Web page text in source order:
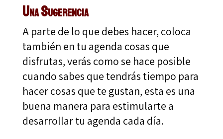
Una Sugerencia
A parte de lo que debes hacer, coloca
también en tu agenda cosas que
disfrutas, verás como se hace posible
cuando sabes que tendrás tiempo para
hacer cosas que te gustan, esta es una
buena manera para estimularte a
desarrollar tu agenda cada día.